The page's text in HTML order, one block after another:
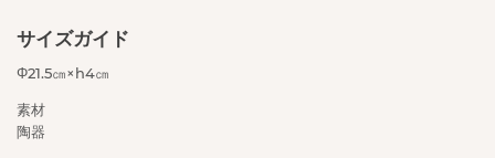
サイズガイド
Φ21.5㎝×h4㎝
素材
陶器